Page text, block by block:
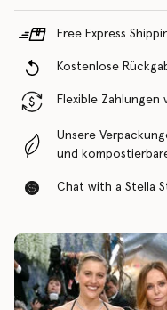
Free Express
Kostenlose
Flexible Zahlungen
Unsere
und
Chat with a Stella